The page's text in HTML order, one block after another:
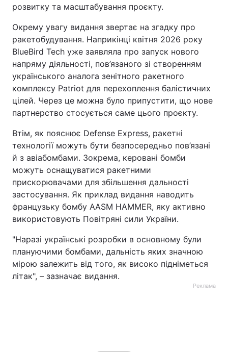
розвитку та масштабування проєкту.
Окрему увагу видання звертає на згадку про
ракетобудування. Наприкінці квітня 2026 року
BlueBird Tech уже заявляла про запуск нового
напряму діяльності, пов’язаного зі створенням
українського аналога зенітного ракетного
комплексу Patriot для перехоплення балістичних
цілей. Через це можна було припустити, що нове
партнерство стосується саме цього проєкту.
Втім, як пояснює Defense Express, ракетні
технології можуть бути безпосередньо пов’язані
й з авіабомбами. Зокрема, керовані бомби
можуть оснащуватися ракетними
прискорювачами для збільшення дальності
застосування. Як приклад видання наводить
французьку бомбу AASM HAMMER, яку активно
використовують Повітряні сили України.
"Наразі українські розробки в основному були
плануючими бомбами, дальність яких значною
мірою залежить від того, як високо підніметься
літак", – зазначає видання.
Реклама